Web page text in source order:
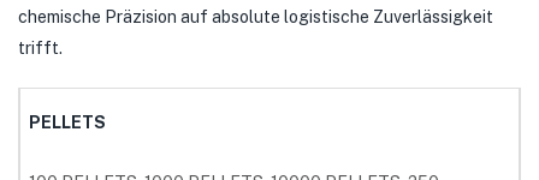
chemische Präzision auf absolute logistische Zuverlässigkeit
trifft.
PELLETS